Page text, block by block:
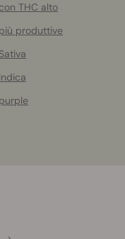
THC alto
produttive